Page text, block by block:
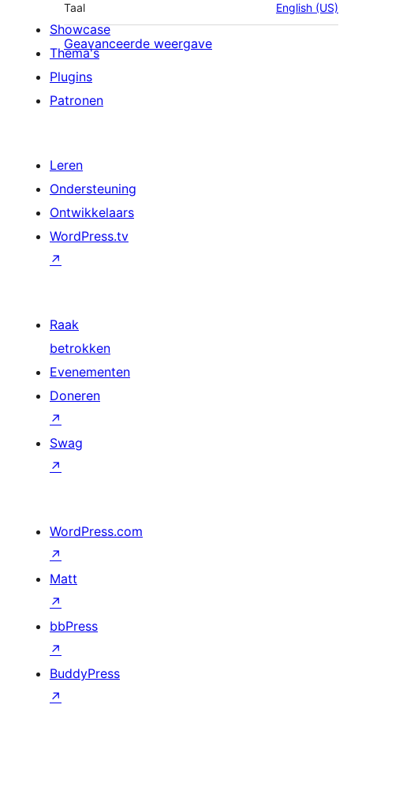
Taal English (US)
Geavanceerde weergave
Showcase
Thema's
Plugins
Patronen
Leren
Ondersteuning
Ontwikkelaars
WordPress.tv
↗
Raak
betrokken
Evenementen
Doneren
↗
Swag
↗
WordPress.com
↗
Matt
↗
bbPress
↗
BuddyPress
↗